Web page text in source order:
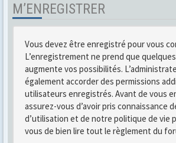
M’ENREGISTRER
Vous devez être enregistré pour vous
L’enregistrement ne prend que
augmente vos possibilités.
également accorder des permissions
utilisateurs enregistrés. Avant de vous
assurez-vous d’avoir pris connaissance
d’utilisation et de notre politique de vie
vous de bien lire tout le règlement du